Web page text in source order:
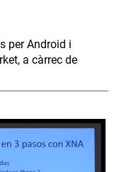
per Android i
a càrrec de